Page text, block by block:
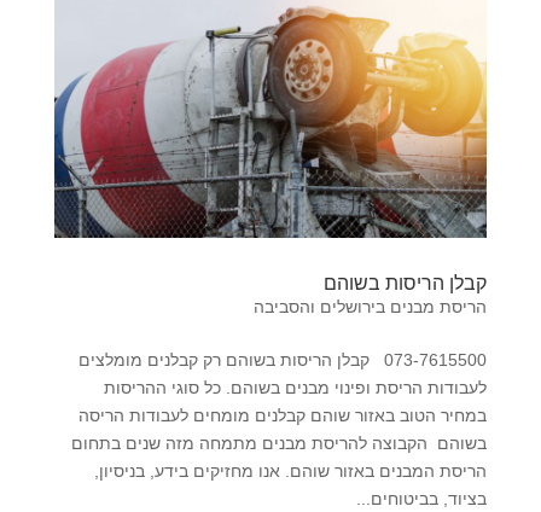
קבלן הריסות בשוהם
הריסת מבנים בירושלים והסביבה
073-7615500 קבלן הריסות בשוהם רק קבלנים מומלצים
לעבודות הריסת ופינוי מבנים בשוהם. כל סוגי ההריסות
במחיר הטוב באזור שוהם קבלנים מומחים לעבודות הריסה
בשוהם הקבוצה להריסת מבנים מתמחה מזה שנים בתחום
הריסת המבנים באזור שוהם. אנו מחזיקים בידע, בניסיון,
בציוד, בביטוחים...